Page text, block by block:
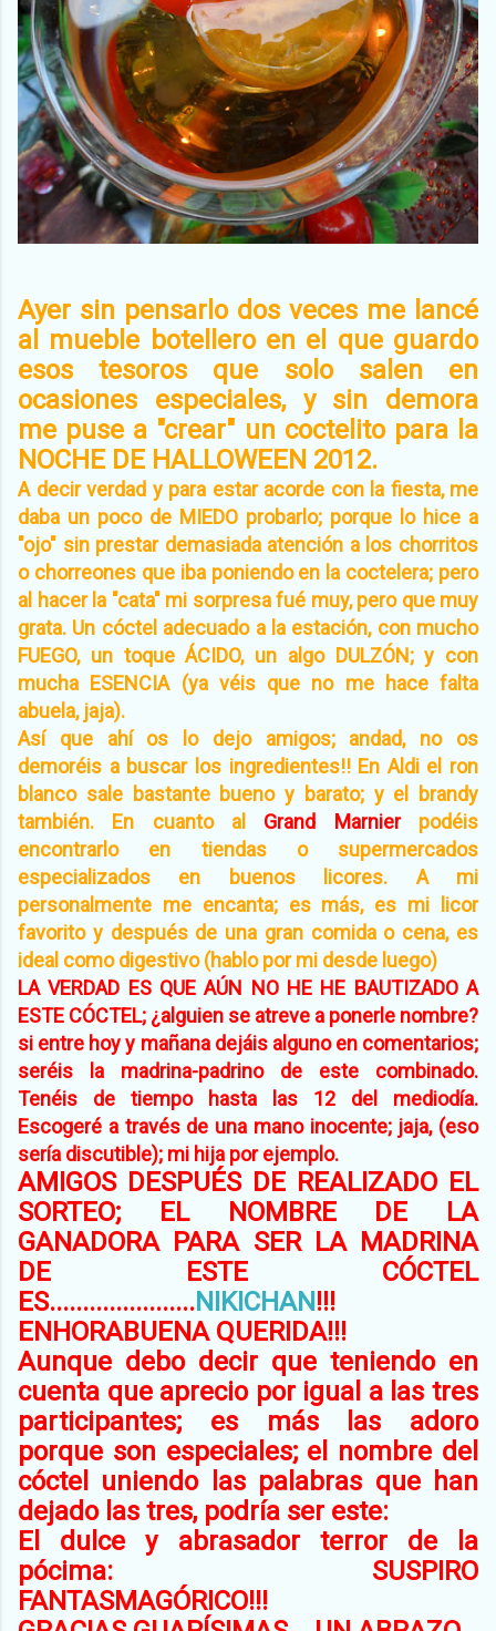
Ayer sin pensarlo dos veces me lancé
al mueble botellero en el que guardo
esos tesoros que solo salen en
ocasiones especiales, y sin demora
me puse a "crear" un coctelito para la
NOCHE DE HALLOWEEN 2012.
A decir verdad y para estar acorde con la fiesta, me
daba un poco de MIEDO probarlo; porque lo hice a
"ojo" sin prestar demasiada atención a los chorritos
o chorreones que iba poniendo en la coctelera; pero
al hacer la "cata" mi sorpresa fué muy, pero que muy
grata. Un cóctel adecuado a la estación, con mucho
FUEGO, un toque ÁCIDO, un algo DULZÓN; y con
mucha ESENCIA (ya véis que no me hace falta
abuela, jaja).
Así que ahí os lo dejo amigos; andad, no os
demoréis a buscar los ingredientes!! En Aldi el ron
blanco sale bastante bueno y barato; y el brandy
también. En cuanto al Grand Marnier podéis
encontrarlo en tiendas o supermercados
especializados en buenos licores. A mi
personalmente me encanta; es más, es mi licor
favorito y después de una gran comida o cena, es
ideal como digestivo (hablo por mi desde luego)
LA VERDAD ES QUE AÚN NO HE HE BAUTIZADO A
ESTE CÓCTEL; ¿alguien se atreve a ponerle nombre?
si entre hoy y mañana dejáis alguno en comentarios;
seréis la madrina-padrino de este combinado.
Tenéis de tiempo hasta las 12 del mediodía.
Escogeré a través de una mano inocente; jaja, (eso
sería discutible); mi hija por ejemplo.
AMIGOS DESPUÉS DE REALIZADO EL
SORTEO; EL NOMBRE DE LA
GANADORA PARA SER LA MADRINA
DE ESTE CÓCTEL
ES......................NIKICHAN !!!
ENHORABUENA QUERIDA!!!
Aunque debo decir que teniendo en
cuenta que aprecio por igual a las tres
participantes; es más las adoro
porque son especiales; el nombre del
cóctel uniendo las palabras que han
dejado las tres, podría ser este:
El dulce y abrasador terror de la
pócima: SUSPIRO
FANTASMAGÓRICO!!!